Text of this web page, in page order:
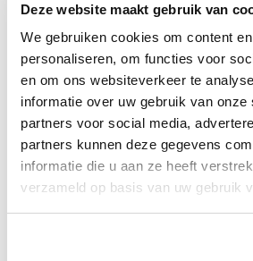
Deze website maakt gebruik van
We gebruiken cookies om content
personaliseren, om functies voor
en om ons websiteverkeer te
informatie over uw gebruik van onze
partners voor social media,
partners kunnen deze gegevens
informatie die u aan ze heeft
verzameld op basis van uw gebruik
Snelle levering
Snel naar
Meer informatie
Binnendiameter